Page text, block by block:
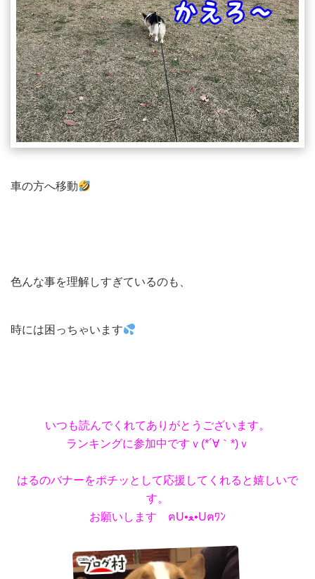
車の方へ移動
色んな事を理解しすぎているのも、
時には困っちゃいます
いつも読んでくれてありがとうございます。
ランキングに参加中ですｖ(*´∀｀*)ｖ
はるのバナーをポチッとして応援してくれると嬉しいで
す。
お願いします ฅU•ﻌ•Uฅﾜﾝ